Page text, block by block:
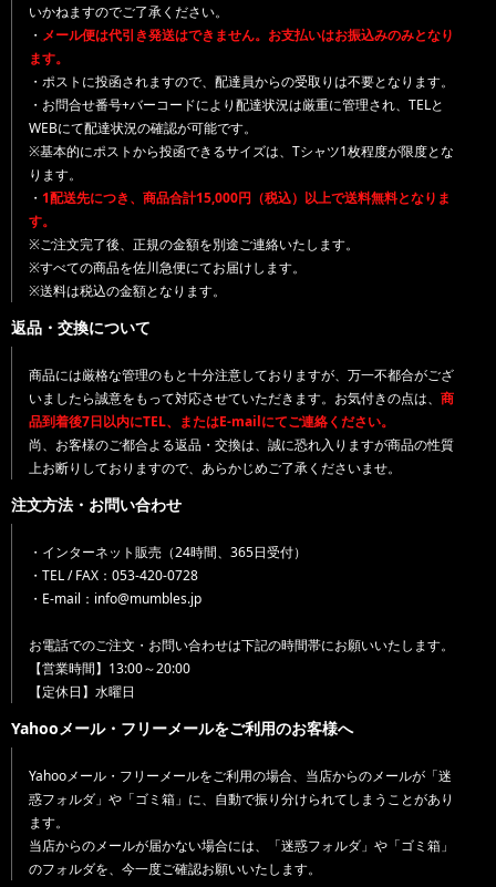
いかねますのでご了承ください。
・ メール便は代引き発送はできません。お支払いはお振込みのみとなり
ます。
・ポストに投函されますので、配達員からの受取りは不要となります。
・お問合せ番号+バーコードにより配達状況は厳重に管理され、TELと
WEBにて配達状況の確認が可能です。
※基本的にポストから投函できるサイズは、Tシャツ1枚程度が限度とな
ります。
・ 1配送先につき、商品合計15,000円（税込）以上で送料無料となりま
す。
※ご注文完了後、正規の金額を別途ご連絡いたします。
※すべての商品を佐川急便にてお届けします。
※送料は税込の金額となります。
返品・交換について
商品には厳格な管理のもと十分注意しておりますが、万一不都合がござ
いましたら誠意をもって対応させていただきます。お気付きの点は、 商
品到着後7日以内にTEL、またはE-mailにてご連絡ください。
尚、お客様のご都合よる返品・交換は、誠に恐れ入りますが商品の性質
上お断りしておりますので、あらかじめご了承くださいませ。
注文方法・お問い合わせ
・インターネット販売（24時間、365日受付）
・TEL / FAX：053-420-0728
・E-mail：info@mumbles.jp
お電話でのご注文・お問い合わせは下記の時間帯にお願いいたします。
【営業時間】13:00～20:00
【定休日】水曜日
Yahooメール・フリーメールをご利用のお客様へ
Yahooメール・フリーメールをご利用の場合、当店からのメールが「迷
惑フォルダ」や「ゴミ箱」に、自動で振り分けられてしまうことがあり
ます。
当店からのメールが届かない場合には、「迷惑フォルダ」や「ゴミ箱」
のフォルダを、今一度ご確認お願いいたします。